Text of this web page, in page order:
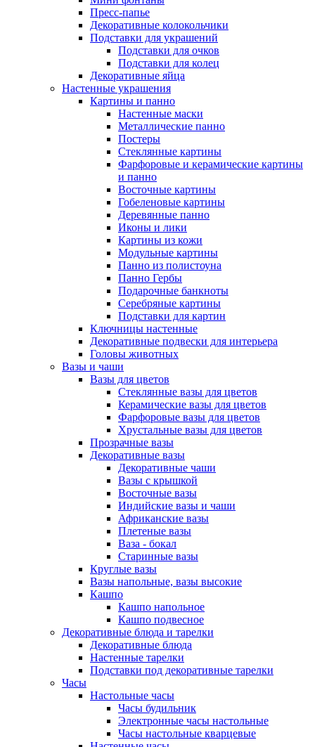
Пресс-папье
Декоративные колокольчики
Подставки для украшений
Подставки для очков
Подставки для колец
Декоративные яйца
Настенные украшения
Картины и панно
Настенные маски
Металлические панно
Постеры
Стеклянные картины
Фарфоровые и керамические картины
и панно
Восточные картины
Гобеленовые картины
Деревянные панно
Иконы и лики
Картины из кожи
Модульные картины
Панно из полистоуна
Панно Гербы
Подарочные банкноты
Серебряные картины
Подставки для картин
Ключницы настенные
Декоративные подвески для интерьера
Головы животных
Вазы и чаши
Вазы для цветов
Стеклянные вазы для цветов
Керамические вазы для цветов
Фарфоровые вазы для цветов
Хрустальные вазы для цветов
Прозрачные вазы
Декоративные вазы
Декоративные чаши
Вазы с крышкой
Восточные вазы
Индийские вазы и чаши
Африканские вазы
Плетеные вазы
Ваза - бокал
Старинные вазы
Круглые вазы
Вазы напольные, вазы высокие
Кашпо
Кашпо напольное
Кашпо подвесное
Декоративные блюда и тарелки
Декоративные блюда
Настенные тарелки
Подставки под декоративные тарелки
Часы
Настольные часы
Часы будильник
Электронные часы настольные
Часы настольные кварцевые